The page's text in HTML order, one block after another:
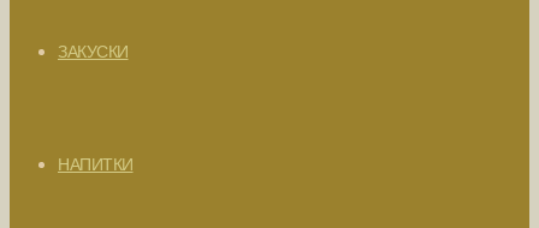
ЗАКУСКИ
НАПИТКИ